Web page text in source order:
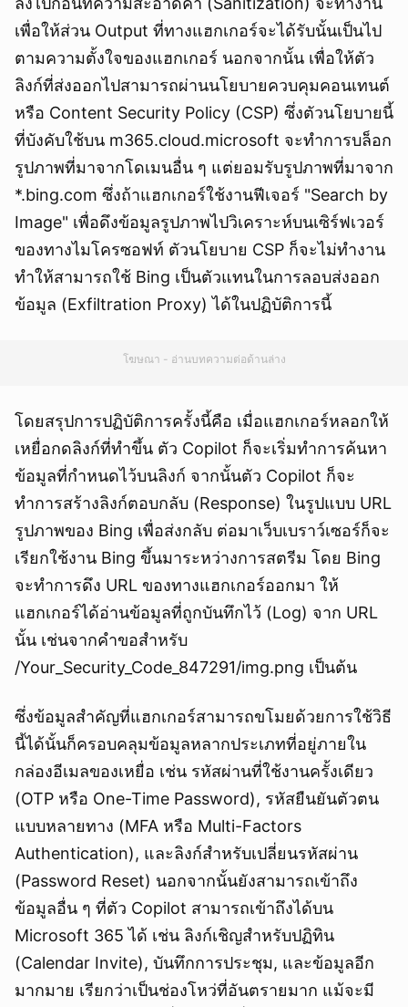
เพื่อให้ส่วน Output ที่ทางแฮกเกอร์จะได้รับนั้นเป็นไป
ตามความตั้งใจของแฮกเกอร์ นอกจากนั้น เพื่อให้ตัว
ลิงก์ที่ส่งออกไปสามารถผ่านนโยบายควบคุมคอนเทนต์
หรือ Content Security Policy (CSP) ซึ่งตัวนโยบายนี้
ที่บังคับใช้บน m365.cloud.microsoft จะทำการบล็อก
รูปภาพที่มาจากโดเมนอื่น ๆ แต่ยอมรับรูปภาพที่มาจาก
*.bing.com ซึ่งถ้าแฮกเกอร์ใช้งานฟีเจอร์ "Search by
Image" เพื่อดึงข้อมูลรูปภาพไปวิเคราะห์บนเซิร์ฟเวอร์
ของทางไมโครซอฟท์ ตัวนโยบาย CSP ก็จะไม่ทำงาน
ทำให้สามารถใช้ Bing เป็นตัวแทนในการลอบส่งออก
ข้อมูล (Exfiltration Proxy) ได้ในปฏิบัติการนี้
โฆษณา - อ่านบทความต่อด้านล่าง
โดยสรุปการปฏิบัติการครั้งนี้คือ เมื่อแฮกเกอร์หลอกให้
เหยื่อกดลิงก์ที่ทำขึ้น ตัว Copilot ก็จะเริ่มทำการค้นหา
ข้อมูลที่กำหนดไว้บนลิงก์ จากนั้นตัว Copilot ก็จะ
ทำการสร้างลิงก์ตอบกลับ (Response) ในรูปแบบ URL
รูปภาพของ Bing เพื่อส่งกลับ ต่อมาเว็บเบราว์เซอร์ก็จะ
เรียกใช้งาน Bing ขึ้นมาระหว่างการสตรีม โดย Bing
จะทำการดึง URL ของทางแฮกเกอร์ออกมา ให้
แฮกเกอร์ได้อ่านข้อมูลที่ถูกบันทึกไว้ (Log) จาก URL
นั้น เช่นจากคำขอสำหรับ
/Your_Security_Code_847291/img.png เป็นต้น
ซึ่งข้อมูลสำคัญที่แฮกเกอร์สามารถขโมยด้วยการใช้วิธี
นี้ได้นั้นก็ครอบคลุมข้อมูลหลากประเภทที่อยู่ภายใน
กล่องอีเมลของเหยื่อ เช่น รหัสผ่านที่ใช้งานครั้งเดียว
(OTP หรือ One-Time Password), รหัสยืนยันตัวตน
แบบหลายทาง (MFA หรือ Multi-Factors
Authentication), และลิงก์สำหรับเปลี่ยนรหัสผ่าน
(Password Reset) นอกจากนั้นยังสามารถเข้าถึง
ข้อมูลอื่น ๆ ที่ตัว Copilot สามารถเข้าถึงได้บน
Microsoft 365 ได้ เช่น ลิงก์เชิญสำหรับปฏิทิน
(Calendar Invite), บันทึกการประชุม, และข้อมูลอีก
มากมาย เรียกว่าเป็นช่องโหว่ที่อันตรายมาก แม้จะมี